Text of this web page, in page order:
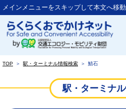
メインメニューをスキップして本文へ移
TOP ＞ 駅・ターミナル情報検索 ＞ 鯖石
駅・ターミナ